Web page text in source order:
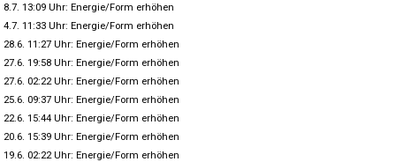
8.7. 13:09 Uhr: Energie/Form erhöhen
4.7. 11:33 Uhr: Energie/Form erhöhen
28.6. 11:27 Uhr: Energie/Form erhöhen
27.6. 19:58 Uhr: Energie/Form erhöhen
27.6. 02:22 Uhr: Energie/Form erhöhen
25.6. 09:37 Uhr: Energie/Form erhöhen
22.6. 15:44 Uhr: Energie/Form erhöhen
20.6. 15:39 Uhr: Energie/Form erhöhen
19.6. 02:22 Uhr: Energie/Form erhöhen